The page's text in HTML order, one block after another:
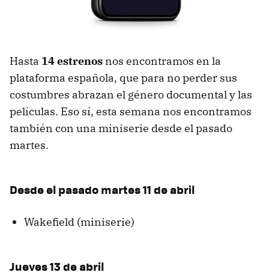
Hasta 14 estrenos nos encontramos en la
plataforma española, que para no perder sus
costumbres abrazan el género documental y las
películas. Eso sí, esta semana nos encontramos
también con una miniserie desde el pasado
martes.
Desde el pasado martes 11 de abril
Wakefield (miniserie)
Jueves 13 de abril